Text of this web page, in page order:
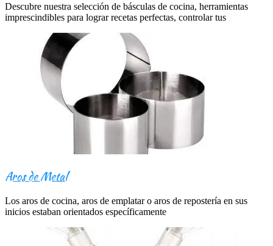
Descubre nuestra selección de básculas de cocina, herramientas
imprescindibles para lograr recetas perfectas, controlar tus
Aros de Metal
Los aros de cocina, aros de emplatar o aros de repostería en sus
inicios estaban orientados específicamente